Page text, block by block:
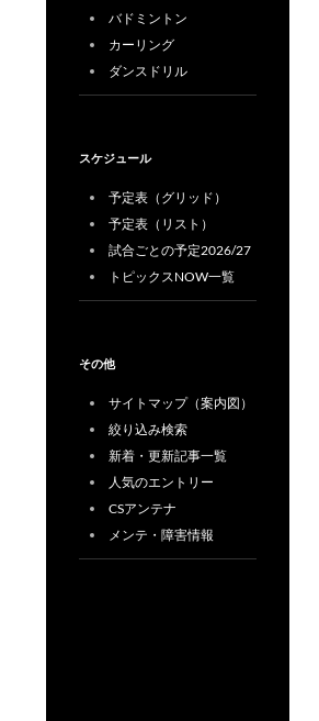
バドミントン
カーリング
ダンスドリル
スケジュール
予定表（グリッド）
予定表（リスト）
試合ごとの予定2026/27
トピックスNOW一覧
その他
サイトマップ（案内図）
絞り込み検索
新着・更新記事一覧
人気のエントリー
CSアンテナ
メンテ・障害情報